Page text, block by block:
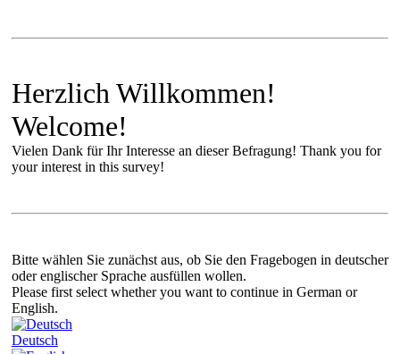
Herzlich Willkommen!
Welcome!
Vielen Dank für Ihr Interesse an dieser Befragung! Thank you for
your interest in this survey!
Bitte wählen Sie zunächst aus, ob Sie den Fragebogen in deutscher
oder englischer Sprache ausfüllen wollen.
Please first select whether you want to continue in German or
English.
Deutsch